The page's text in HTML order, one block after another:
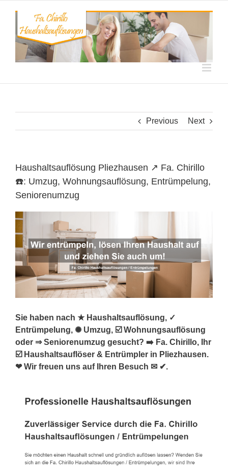
content
Previous Next
Haushaltsauflösung Pliezhausen ↗️ Fa. Chirillo
☎️: Umzug, Wohnungsauflösung, Entrümpelung,
Seniorenumzug
Sie haben nach ★ Haushaltsauflösung, ✓
Entrümpelung, ✺ Umzug, ☑️ Wohnungsauflösung
oder ⇒ Seniorenumzug gesucht? ➡️ Fa. Chirillo, Ihr
☑️ Haushaltsauflöser & Entrümpler in Pliezhausen.
❤ Wir freuen uns auf Ihren Besuch ✉ ✔.